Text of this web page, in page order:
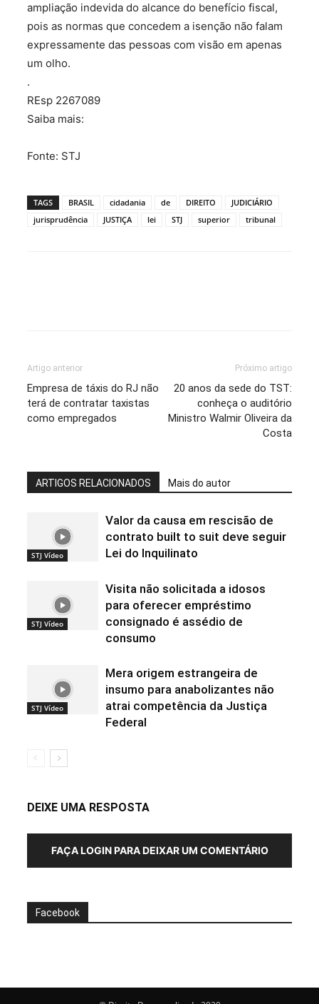
ampliação indevida do alcance do benefício fiscal,
pois as normas que concedem a isenção não falam
expressamente das pessoas com visão em apenas
um olho.
.
REsp 2267089
Saiba mais:
Fonte: STJ
TAGS BRASIL cidadania de DIREITO
JUDICIÁRIO
jurisprudência
JUSTIÇA lei STJ superior tribunal
Artigo anterior
Empresa de táxis do RJ não
terá de contratar taxistas
como empregados
Próximo artigo
20 anos da sede do TST:
conheça o auditório
Ministro Walmir Oliveira da
Costa
ARTIGOS RELACIONADOS Mais do autor
STJ Vídeo
Valor da causa em rescisão de
contrato built to suit deve seguir
Lei do Inquilinato
STJ Vídeo
Visita não solicitada a idosos
para oferecer empréstimo
consignado é assédio de
consumo
STJ Vídeo
Mera origem estrangeira de
insumo para anabolizantes não
atrai competência da Justiça
Federal
DEIXE UMA RESPOSTA
FAÇA LOGIN PARA DEIXAR UM COMENTÁRIO
Facebook